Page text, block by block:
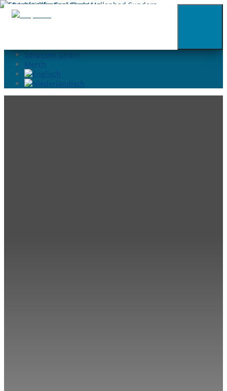
02935-9699015
Sorpesee GmbH
Merch